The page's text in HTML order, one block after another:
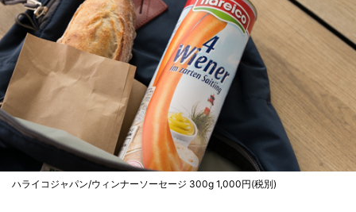
ハライコジャパン/ウィンナーソーセージ 300g 1,000円(税別)